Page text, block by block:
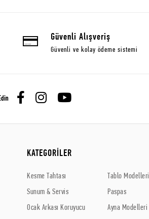
Güvenli Alışveriş
Güvenli ve kolay ödeme sistemi
KATEGORİLER
Kesme Tahtası
Sunum & Servis
Ocak Arkası Koruyucu
Tablo Modelleri
Paspas
Ayna Modelleri